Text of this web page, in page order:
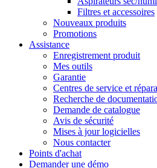
Filtres et accessoires
Nouveaux produits
Promotions
Assistance
Enregistrement produit
Mes outils
Garantie
Centres de service et
Recherche de
Demande de catalogue
Avis de sécurité
Mises à jour logicielles
Nous contacter
Points d'achat
Demander une démo